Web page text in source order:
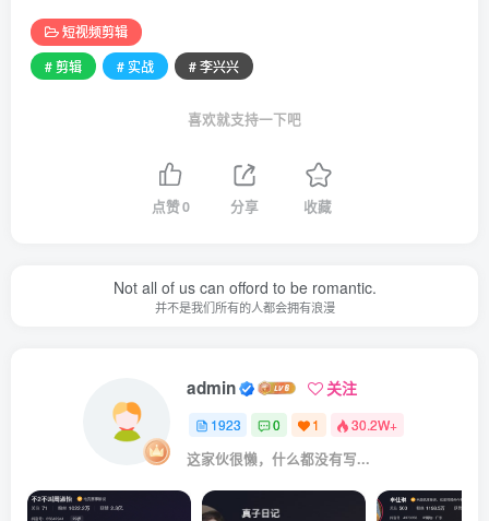
短视频剪辑
# 剪辑
# 实战 # 李兴兴
喜欢就支持一下吧
点赞0 分享 收藏
Not all of us can offord to be romantic.
并不是我们所有的人都会拥有浪漫
admin 关注
1923 0 1 30.2W+
这家伙很懒，什么都没有写...